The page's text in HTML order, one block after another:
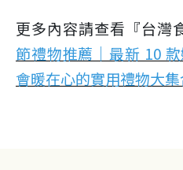
更多內容請查看『台灣
節禮物推薦｜最新 10
會暖在心的實用禮物大集